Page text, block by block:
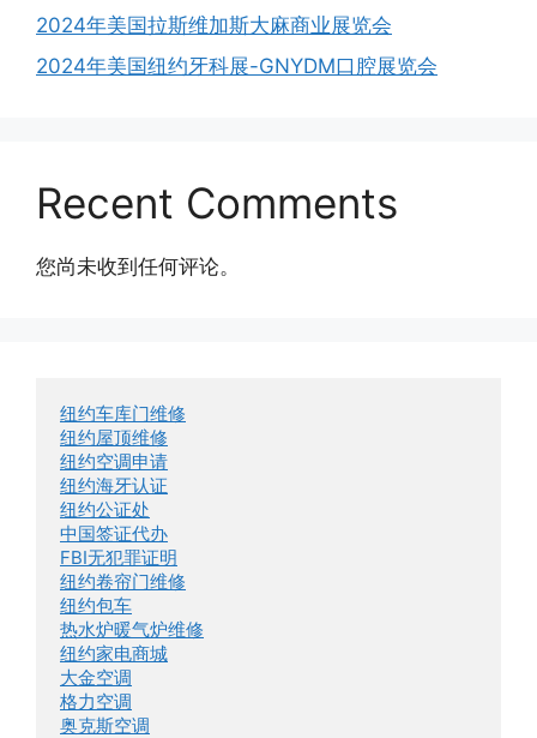
2024年美国拉斯维加斯大麻商业展览会
2024年美国纽约牙科展-GNYDM口腔展览会
Recent Comments
您尚未收到任何评论。
纽约车库门维修
纽约屋顶维修
纽约空调申请
纽约海牙认证
纽约公证处
中国签证代办
FBI无犯罪证明
纽约卷帘门维修
纽约包车
热水炉暖气炉维修
纽约家电商城
大金空调
格力空调
奥克斯空调